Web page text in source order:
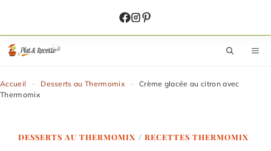
contenu
Accueil - Desserts au Thermomix -
Crème glacée au citron avec
Thermomix
DESSERTS AU THERMOMIX / RECETTES THERMOMIX